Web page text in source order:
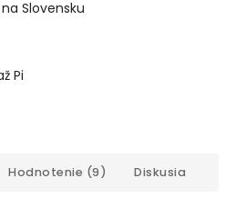
Slovensku
Pi
Hodnotenie (9) Diskusia